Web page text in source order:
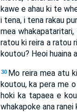
kawe e ahau ki te
i tena, i tena rakau
mea
ratou ki reira a ratou
koutou? Heoi huaina
30 Mo reira mea atu
koutou, ka pera me
hoki ka tapaea e
whakapoke ana